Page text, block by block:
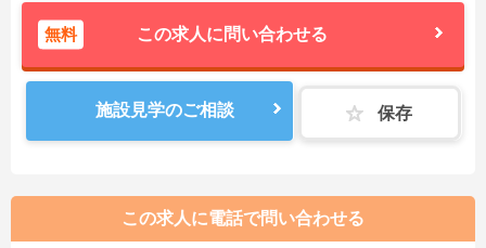
無料 この求人に問い合わせる
施設見学のご相談 保存
この求人に電話で問い合わせる